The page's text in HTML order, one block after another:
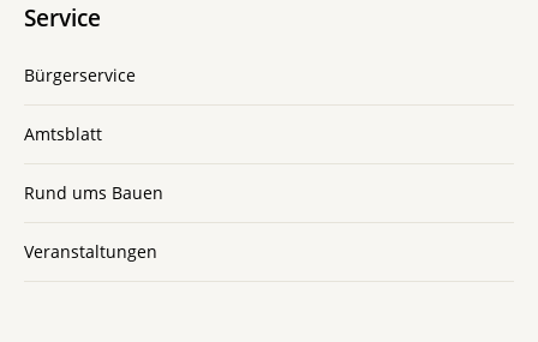
Service
Bürgerservice
Amtsblatt
Rund ums Bauen
Veranstaltungen